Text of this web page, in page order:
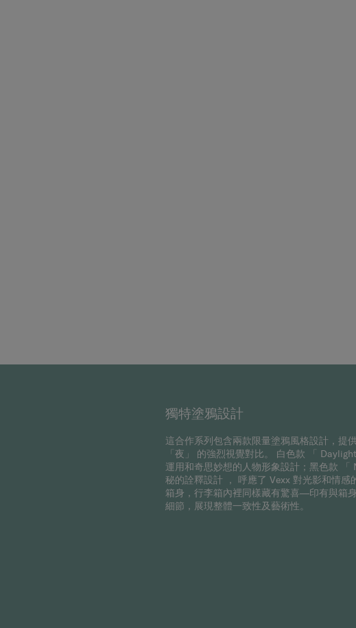
獨特塗鴉設計
這合作系列包含兩款限量塗鴉風格設計，提
「夜」 的強烈視覺對比。 白色款 「
運用和奇思妙想的人物形象設計；黑色款
秘的詮釋設計 ， 呼應了 Vexx 對光影和情
箱身，行李箱內裡同樣藏有驚喜—印有與箱
細節，展現整體一致性及藝術性。